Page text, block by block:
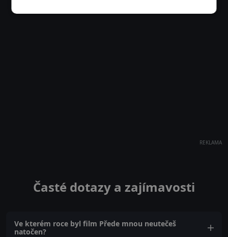
REKLAMA
Časté dotazy a zajímavosti
Ve kterém roce byl film Přede mnou neutečeš
natočen?